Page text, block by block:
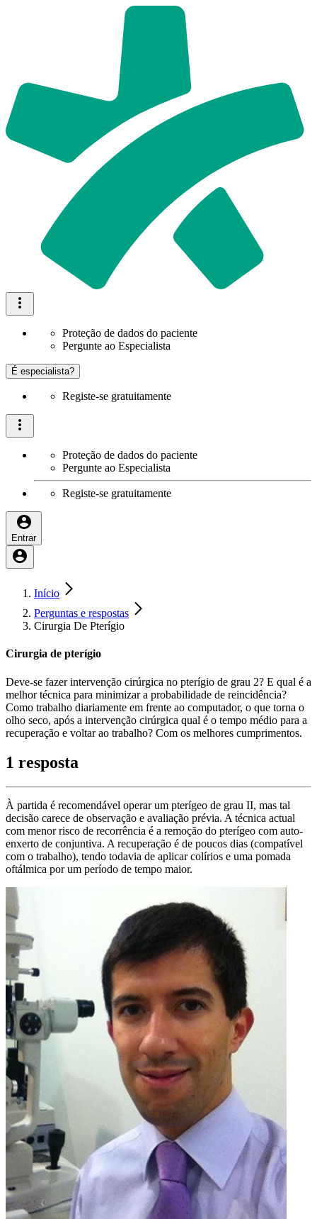
Proteção de dados do paciente
Pergunte ao Especialista
É especialista?
Registe-se gratuitamente
Proteção de dados do paciente
Pergunte ao Especialista
Registe-se gratuitamente
Entrar
Início
Perguntas e respostas
Cirurgia De Pterígio
Cirurgia de pterígio
Deve-se fazer intervenção cirúrgica no pterígio de grau 2? E qual é a
melhor técnica para minimizar a probabilidade de reincidência?
Como trabalho diariamente em frente ao computador, o que torna o
olho seco, após a intervenção cirúrgica qual é o tempo médio para a
recuperação e voltar ao trabalho? Com os melhores cumprimentos.
1 resposta
À partida é recomendável operar um pterígeo de grau II, mas tal
decisão carece de observação e avaliação prévia. A técnica actual
com menor risco de recorrência é a remoção do pterígeo com auto-
enxerto de conjuntiva. A recuperação é de poucos dias (compatível
com o trabalho), tendo todavia de aplicar colírios e uma pomada
oftálmica por um período de tempo maior.